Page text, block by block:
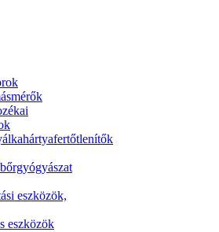
eszközök,
eszközök